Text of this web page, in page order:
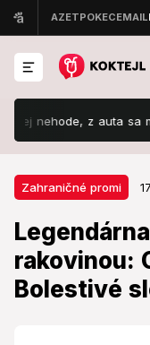
z auta sa museli
Zahraničné promi
rakovinou:
Bolestivé
Zahraničné promi
Legendárna
rakovinou:
Bolestivé